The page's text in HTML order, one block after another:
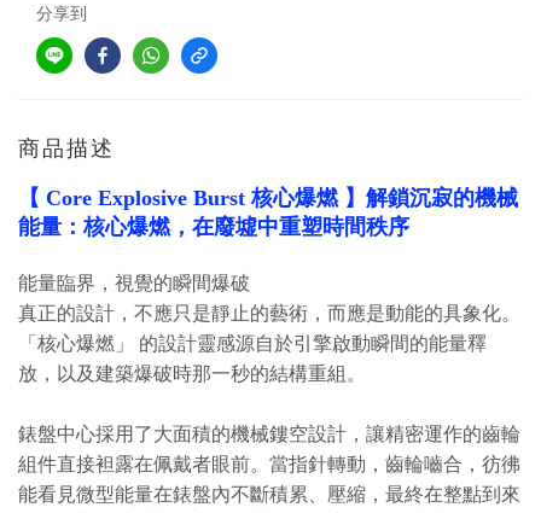
分享到
商品描述
【 Core Explosive Burst核心爆燃 】 解鎖沉寂的機械
能量：核心爆燃，在廢墟中重塑時間秩序
能量臨界，視覺的瞬間爆破
真正的設計，不應只是靜止的藝術，而應是動能的具象化。
「核心爆燃」 的設計靈感源自於引擎啟動瞬間的能量釋
放，以及建築爆破時那一秒的結構重組。
錶盤中心採用了大面積的機械鏤空設計，讓精密運作的齒輪
組件直接袒露在佩戴者眼前。當指針轉動，齒輪嚙合，彷彿
能看見微型能量在錶盤內不斷積累、壓縮，最終在整點到來